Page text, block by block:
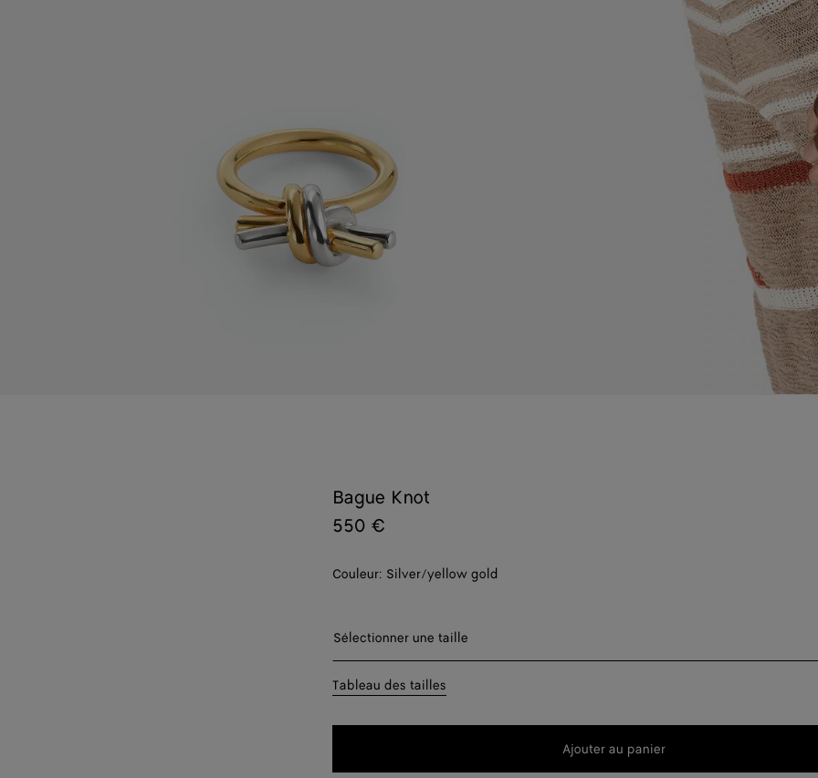
Bague Knot
550 €
Couleur: Silver/yellow gold
Sélectionner une taille
Sélectionner une taille
09
Tableau des tailles
Ajouter
Ajouter au panier
Sélectionner